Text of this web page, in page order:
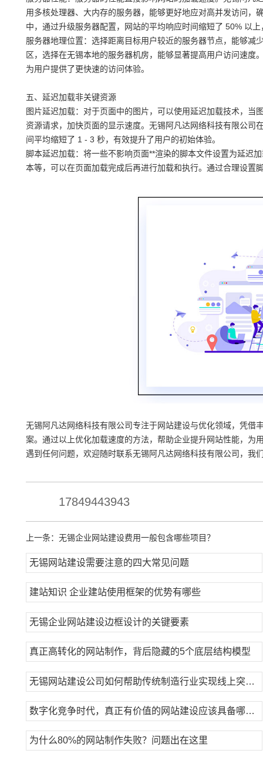
用多核处理器、大内存的服务器，能够更好地应对高并发访问
中，通过升级服务器配置，网站的平均响应时间缩短了 50% 以
服务器地理位置：选择距离目标用户较近的服务器节点，能够
区，选择在无锡本地的服务器机房，能够显著提高用户访问速
为用户提供了更快速的访问体验。
五、延迟加载非关键资源
图片延迟加载：对于页面中的图片，可以使用延迟加载技术，
资源请求，加快页面的显示速度。无锡阿凡达网络科技有限公
间平均缩短了 1 - 3 秒，有效提升了用户的初始体验。
脚本延迟加载：将一些不影响页面**渲染的脚本文件设置为延迟
本等，可以在页面加载完成后再进行加载和执行。通过合理设
无锡阿凡达网络科技有限公司专注于网站建设与优化领域，凭
案。通过以上优化加载速度的方法，帮助企业提升网站性能，
遇到任何问题，欢迎随时联系无锡阿凡达网络科技有限公司，我
17849443943
上一条：无锡企业网站建设费用一般包含哪些项目？
无锡网站建设需要注意的四大常见问题
建站知识 企业建站使用框架的优势有哪些
无锡企业网站建设边框设计的关键要素
真正高转化的网站制作，背后隐藏的5个底层结构模型
无锡网站建设公司如何帮助传统制造行业实现线上突破？
数字化竞争时代，真正有价值的网站建设应该具备哪些能力？
为什么80%的网站制作失败？问题出在这里